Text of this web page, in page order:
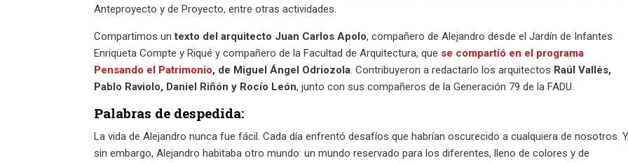
Anteproyecto y de Proyecto, entre otras actividades.
Compartimos untexto del arquitecto Juan Carlos Apolo, compañero de Alejandro desde el Jardín de Infantes
Enriqueta Compte y Riqué y compañero de la Facultad de Arquitectura, que se compartió en el programa
Pensando el Patrimonio, de Miguel Ángel Odriozola. Contribuyeron a redactarlo los arquitectos Raúl Vallés,
Pablo Raviolo, Daniel Riñón y Rocío León, junto con sus compañeros de la Generación 79 de la FADU.
Palabras de despedida:
La vida de Alejandro nunca fue fácil. Cada día enfrentó desafíos que habrían oscurecido a cualquiera de nosotros.
sin embargo, Alejandro habitaba otro mundo: un mundo reservado para los diferentes, lleno de colores y de